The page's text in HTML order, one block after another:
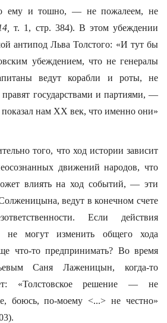
ему и тошно, — не пожалеем, не
т. 1, стр. 384). В этом убеждении
антипод Льва Толстого: «И тут бы
убеждением, что не генералы
ведут корабли и роты, не
государствами и партиями, —
нам XX век, что именно они»
того, что ход истории зависит
движений народов, что
влиять на ход событий, — эти
ведут в конечном счете
Если действия
не могут изменить общего хода
что-то предпринимать? Во время
Саня Лаженицын, когда-то
«Толстовское решение — не
боюсь, по-моему <...> не честно»